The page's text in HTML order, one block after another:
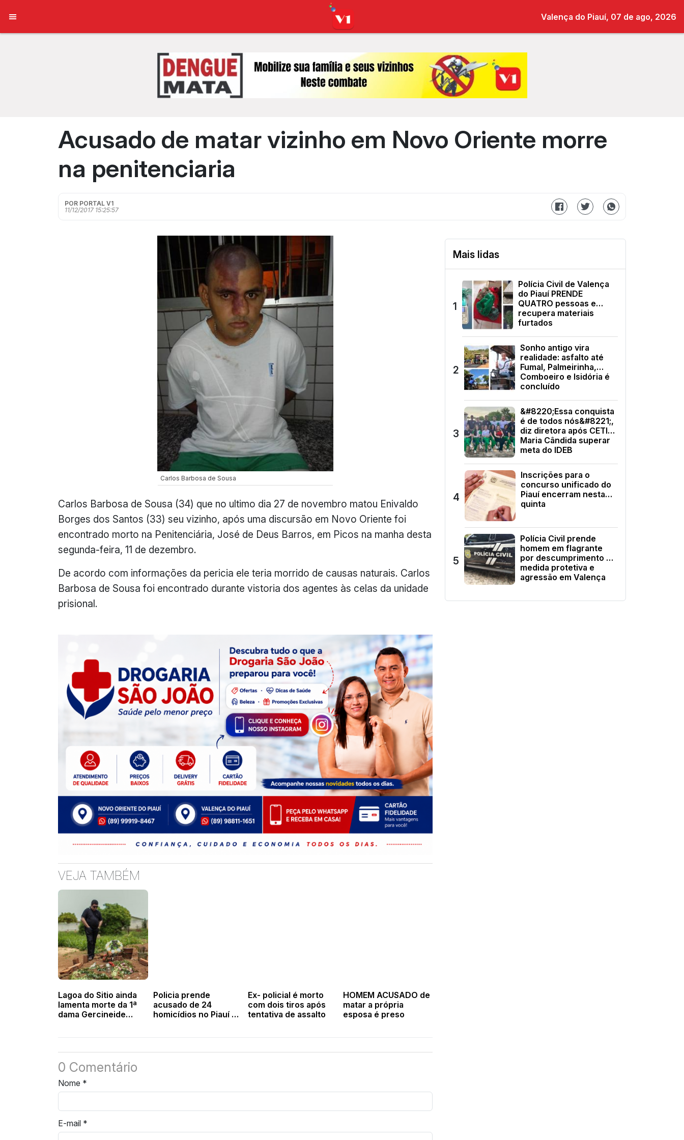
Valença do Piauí, 07 de ago, 2026
Acusado de matar vizinho em Novo Oriente morre
na penitenciaria
POR PORTAL V1
11/12/2017 15:25:57
Carlos Barbosa de Sousa
Carlos Barbosa de Sousa (34) que no ultimo dia 27 de novembro matou Enivaldo
Borges dos Santos (33) seu vizinho, após uma discursão em Novo Oriente foi
encontrado morto na Penitenciária, José de Deus Barros, em Picos na manha desta
segunda-feira, 11 de dezembro.
De acordo com informações da pericia ele teria morrido de causas naturais. Carlos
Barbosa de Sousa foi encontrado durante vistoria dos agentes às celas da unidade
prisional.
VEJA TAMBÉM
Lagoa do Sitio ainda
lamenta morte da 1ª
dama Gercineide
Policia prende
acusado de 24
homicídios no Piauí e
Ex- policial é morto
com dois tiros após
tentativa de assalto
HOMEM ACUSADO de
matar a própria
esposa é preso
0 Comentário
Nome *
E-mail *
Mais lidas
1
Polícia Civil de Valença
do Piauí PRENDE
QUATRO pessoas e
recupera materiais
furtados
2
Sonho antigo vira
realidade: asfalto até
Fumal, Palmeirinha,
Comboeiro e Isidória é
concluído
3
&#8220;Essa conquista
é de todos nós&#8221;,
diz diretora após CETI
Maria Cândida superar
meta do IDEB
4
Inscrições para o
concurso unificado do
Piauí encerram nesta
quinta
5
Polícia Civil prende
homem em flagrante
por descumprimento de
medida protetiva e
agressão em Valença